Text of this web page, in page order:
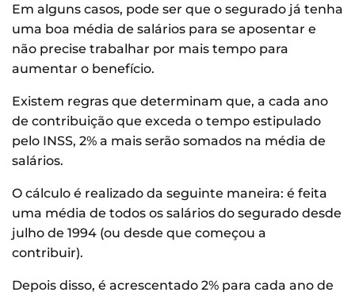
Em alguns casos, pode ser que o segurado já tenha
uma boa média de salários para se aposentar e
não precise trabalhar por mais tempo para
aumentar o benefício.
Existem regras que determinam que, a cada ano
de contribuição que exceda o tempo estipulado
pelo INSS, 2% a mais serão somados na média de
salários.
O cálculo é realizado da seguinte maneira: é feita
uma média de todos os salários do segurado desde
julho de 1994 (ou desde que começou a
contribuir).
Depois disso, é acrescentado 2% para cada ano de